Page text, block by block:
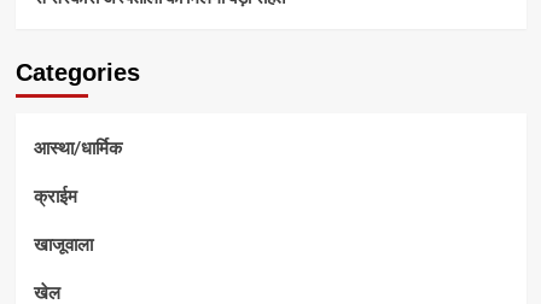
Categories
आस्था/धार्मिक
क्राईम
खाजूवाला
खेल